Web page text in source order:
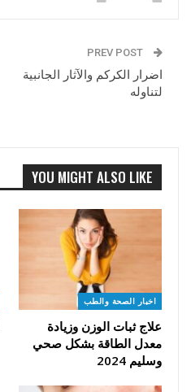
اضرار الكركم والآثار الجانبية
لتناوله
YOU MIGHT ALSO LIKE
اخبار الصحة والطب
علاج ثبات الوزن وزيادة
معدل الطاقة بشكل صحي
وسليم 2024